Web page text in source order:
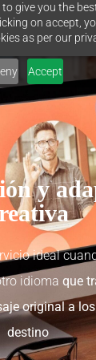
give you the
on accept,
as per our
Accept
y
ideal
idioma que
original a
destino